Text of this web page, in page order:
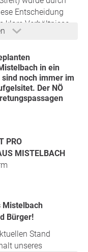
Entscheidung
klare Verhältnisse
dauerhaften Erhalt
Politiker meinen
entspricht dies
PRO
MISTELBACH“
Leistungen von
den NÖ
2025, folgte der
und
2040+ in dem
und
in ein
noch immer im
Der NÖ
PRO
MISTELBACH
Mistelbach
Bürger!
Stand
unseres